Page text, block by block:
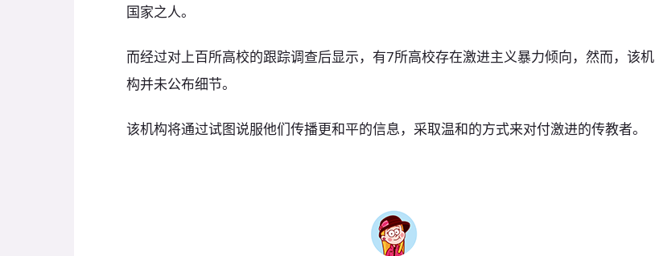
国家之人。
而经过对上百所高校的跟踪调查后显示，有7所高校存在激进主义暴力倾向，然而，该机
构并未公布细节。
该机构将通过试图说服他们传播更和平的信息，采取温和的方式来对付激进的传教者。